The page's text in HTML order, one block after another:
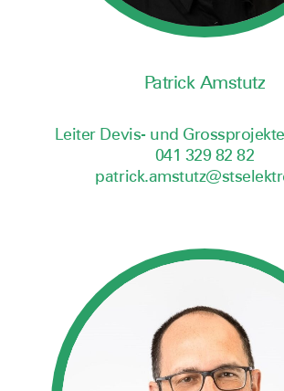
Patrick Amstutz
Leiter Devis- und
041 329 82 82